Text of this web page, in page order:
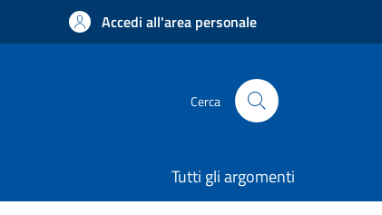
Accedi all'area personale
Cerca
Tutti gli argomenti